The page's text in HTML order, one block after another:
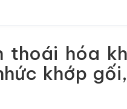
thoái hóa
khớp